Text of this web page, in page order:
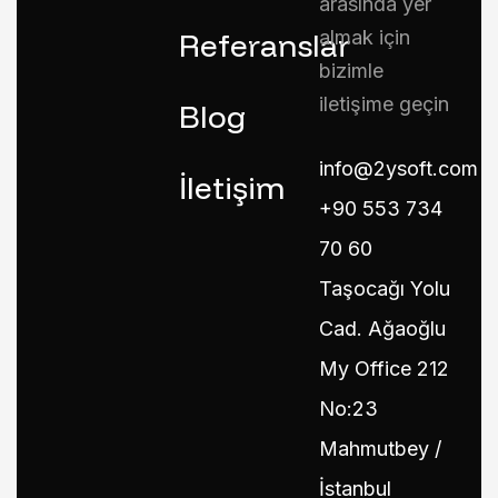
Referanslar
Blog
İletişim
almak için
bizimle
iletişime geçin
info@2ysoft.com
+90 553 734
70 60
Taşocağı Yolu
Cad. Ağaoğlu
My Office 212
No:23
Mahmutbey /
İstanbul